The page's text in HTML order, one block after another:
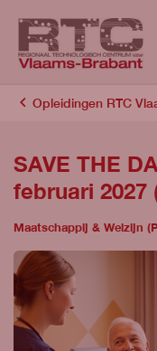
Opleidingen RTC
SAVE THE
februari 2027
Maatschappij & Welzijn